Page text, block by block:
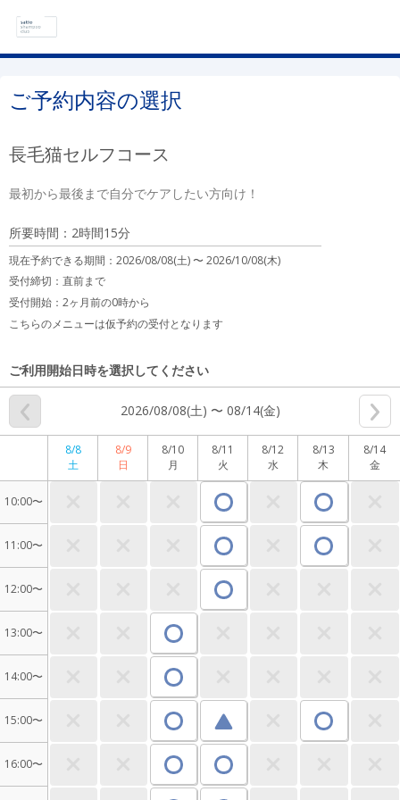
ご予約内容の選択
長毛猫セルフコース
最初から最後まで自分でケアしたい方向け！
所要時間：2時間15分
現在予約できる期間： 2026/08/08(土) 〜2026/10/08(木)
受付締切： 直前まで
受付開始： 2ヶ月前の0時から
こちらのメニューは仮予約の受付となります
ご利用開始日時を選択してください
2026/08/08(土) 〜 08/14(金)
8/8
土
8/9
日
8/10
月
8/11
火
8/12
水
8/13
木
8/14
金
10:00〜
11:00〜
12:00〜
13:00〜
14:00〜
15:00〜
16:00〜